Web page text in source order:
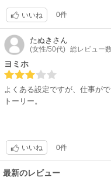
いいね 0件
たぬき さん
(女性/50代) 総レビュー
ヨミホ
よくある設定ですが、仕事が
トーリー。
いいね 0件
最新のレビュー